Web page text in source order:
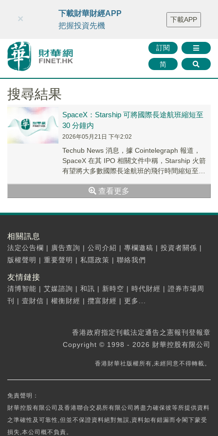
財華智庫網 FINTV FINMETA 財華證券 媒體矩陣
智庫沙龍
聯絡我們
訂閱
简
×
下載財華財經APP
把握投資先機
下載APP
搜尋結果
SpaceX：Starship 可將國際長途航班縮短至
30 分鐘内
2026年05月21日 下午2:02
Techub News 消息，據 Cointelegraph 報道，
SpaceX 在其 IPO 相關文件中稱，Starship 火箭
有望將大多數國際長途航班的飛行時間縮短至
查看更多
相關訊息
法定公告欄 | 廣告查詢 | 公司介紹 | 專欄邀稿 | 投資者關係 |
版權聲明 | 重要聲明 | 私隱政策 | 聯絡我們
友情鏈接
清博智能 | 艾媒諮詢 | 和訊 | 新時空 | 時代財經 | 證券市場周
刊
| 壹財信 | 權衡財經 | 攬富財經 | 更多...
香港政府指定刊載法定通告之憲報刊登報章
Copyright © 1998 - 2026 財華控股有限公司
香港財華社版權所有,未經同意不得轉載。
免責聲明：
財華控股有限公司及香港聯合交易所有限公司將盡力確保彼等所提供資料
之準確性及可靠性,但並不保證資料絕對無誤,資料如有錯漏而令閣下蒙受
損失,本公司概不負責。